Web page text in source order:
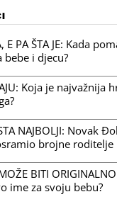
E PA ŠTA JE: Kada
bebe i djecu?
Koja je najvažnija
NAJBOLJI: Novak
brojne roditelje
BITI
ime za svoju bebu?